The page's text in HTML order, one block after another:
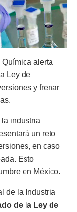
alerta
Ley de
y frenar
la industria
un reto
en caso
Esto
en México.
de la Industria
de la Ley de